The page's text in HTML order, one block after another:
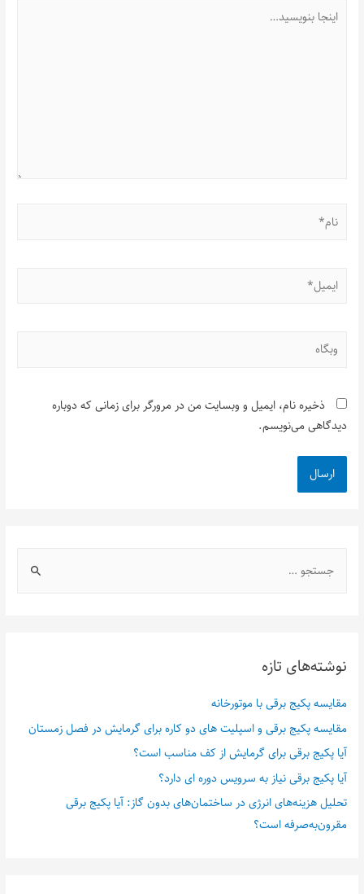
ذخیره نام، ایمیل و وبسایت من در مرورگر برای زمانی که دوباره
دیدگاهی می‌نویسم.
نوشته‌های تازه
مقایسه پکیج برقی با موتورخانه
مقایسه پکیج برقی و اسپلیت های دو کاره برای گرمایش در فصل زمستان
آیا پکیج برقی برای گرمایش از کف مناسب است؟
آیا پکیج برقی نیاز به سرویس دوره ای دارد؟
تحلیل هزینه‌های انرژی در ساختمان‌های بدون گاز: آیا پکیج برقی
مقرون‌به‌صرفه است؟